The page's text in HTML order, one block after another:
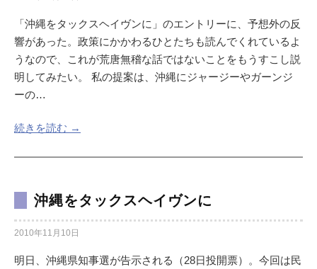
「沖縄をタックスヘイヴンに」のエントリーに、予想外の反
響があった。政策にかかわるひとたちも読んでくれているよ
うなので、これが荒唐無稽な話ではないことをもうすこし説
明してみたい。 私の提案は、沖縄にジャージーやガーンジ
ーの…
続きを読む →
沖縄をタックスヘイヴンに
2010年11月10日
明日、沖縄県知事選が告示される（28日投開票）。今回は民